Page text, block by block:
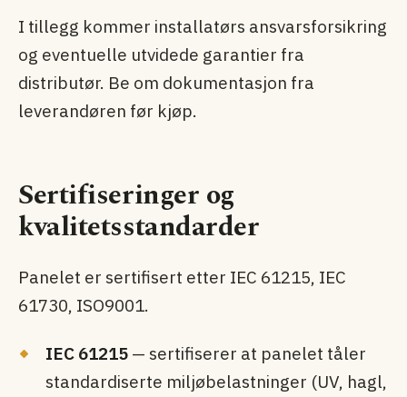
I tillegg kommer installatørs ansvarsforsikring
og eventuelle utvidede garantier fra
distributør. Be om dokumentasjon fra
leverandøren før kjøp.
Sertifiseringer og
kvalitetsstandarder
Panelet er sertifisert etter IEC 61215, IEC
61730, ISO9001.
IEC 61215 — sertifiserer at panelet tåler
standardiserte miljøbelastninger (UV, hagl,